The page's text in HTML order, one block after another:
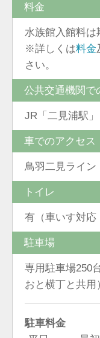
料金
水族館入館料は
※詳しくは料金
さい。
公共交通機関で
JR「二見浦駅
車でのアクセス
鳥羽二見ライン
トイレ
有（車いす対応
駐車場
専用駐車場250
おと横丁と共用）
駐車料金